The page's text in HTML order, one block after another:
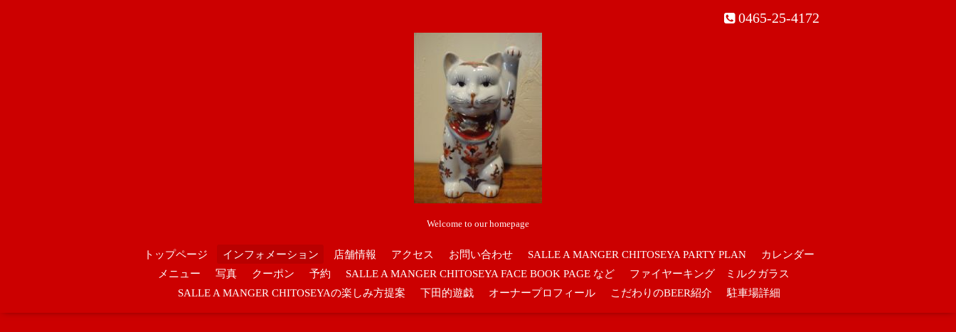
0465-25-4172
Welcome to our homepage
トップページ インフォメーション 店舗情報 アクセス お問い合わせ SALLE A MANGER CHITOSEYA PARTY PLAN
カレンダー
メニュー
写真 クーポン 予約 SALLE A MANGER CHITOSEYA FACE BOOK PAGE など
ファイヤーキング ミルクガラス
SALLE A MANGER CHITOSEYAの楽しみ方提案
下田的遊戯 オーナープロフィール こだわりのBEER紹介 駐車場詳細